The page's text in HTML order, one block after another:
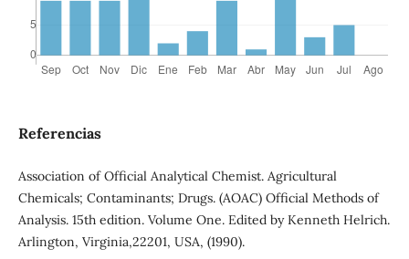
Referencias
Association of Official Analytical Chemist. Agricultural
Chemicals; Contaminants; Drugs. (AOAC) Official Methods of
Analysis. 15th edition. Volume One. Edited by Kenneth Helrich.
Arlington, Virginia,22201, USA, (1990).